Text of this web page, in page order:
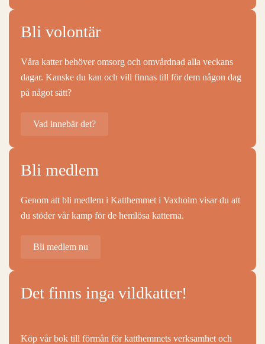
Bli volontär
Våra katter behöver omsorg och omvårdnad alla veckans
dagar. Kanske du kan och vill finnas till för dem någon dag
på något sätt?
Vad innebär det?
Bli medlem
Genom att bli medlem i Katthemmet i Vaxholm visar du att
du stöder vår kamp för de hemlösa katterna.
Bli medlem nu
Det finns inga vildkatter!
Köp vår bok till förmån för katthemmets verksamhet och